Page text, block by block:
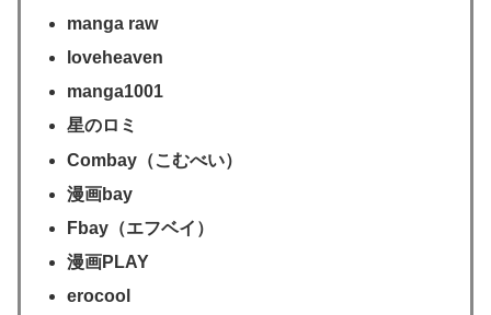
manga raw
loveheaven
manga1001
星のロミ
Combay（こむべい）
漫画bay
Fbay（エフベイ）
漫画PLAY
erocool